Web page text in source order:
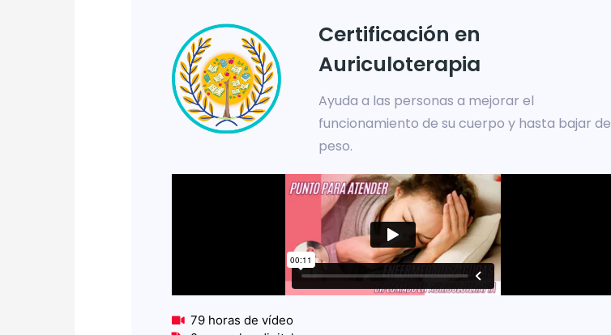
Certificación en
Auriculoterapia
Ayuda a las personas a mejorar el
funcionamiento de su cuerpo y hasta bajar de
peso.
79 horas de vídeo